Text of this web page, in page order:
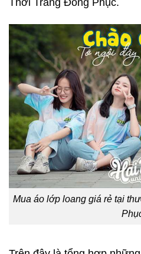
Mua áo lớp loang giá rẻ tại